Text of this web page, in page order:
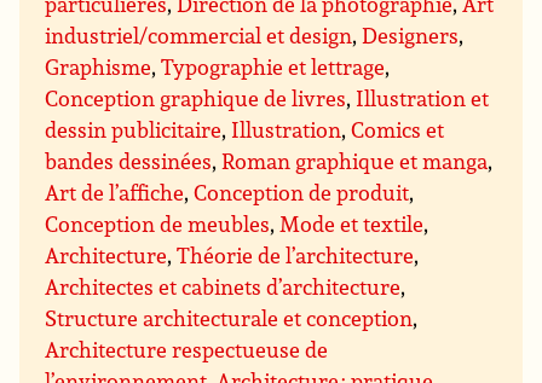
industriel/commercial et design,Designers,
Graphisme,Typographie et lettrage,
Conception graphique de livres, Illustration et
dessin publicitaire, Illustration,Comics et
bandes dessinées,Roman graphique et manga,
Art de l’affiche,Conception de produit,
Conception de meubles,Mode et textile,
Architecture,Théorie de l’architecture,
Architectes et cabinets d’architecture,
Structure architecturale et conception,
Architecture respectueuse de